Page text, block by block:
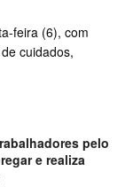
feira (6), com
cuidados,
pelo
e realiza